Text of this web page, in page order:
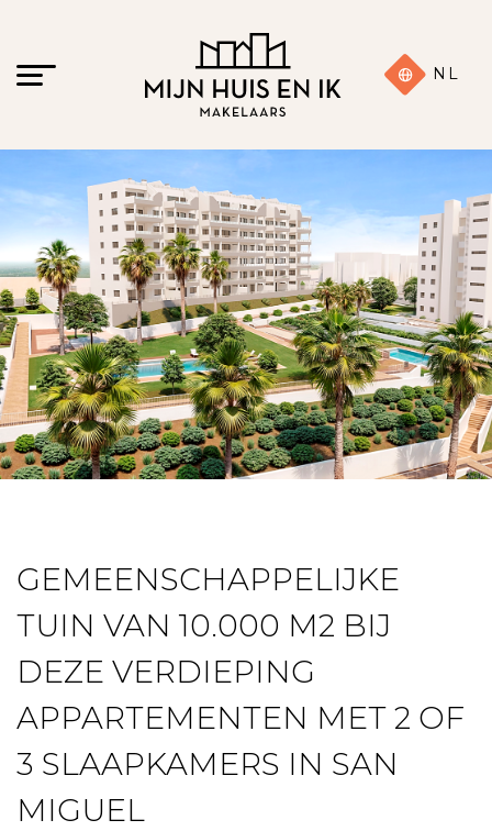
NL
17 foto's
GEMEENSCHAPPELIJKE
TUIN VAN 10.000 M2 BIJ
DEZE VERDIEPING
APPARTEMENTEN MET 2 OF
3 SLAAPKAMERS IN SAN
MIGUEL